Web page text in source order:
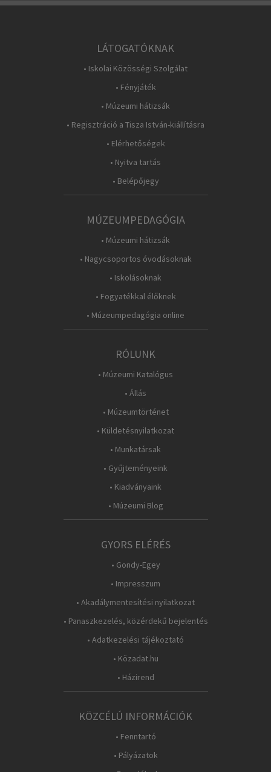
LÁTOGATÓKNAK
• Iskolai Közösségi Szolgálat
• Fényjáték
• Múzeumi hátizsák
• Regisztráció a Tisza István-kiállításra
• Elérhetőségek
• Nyitva tartás
• Belépőjegy
MÚZEUMPEDAGÓGIA
• Múzeumi hátizsák
• Nagycsoportos óvodásoknak
• Iskolásoknak
• Fogyatékkal élőknek
• Múzeumpedagógia online
RÓLUNK
• Múzeumi Katalógus
• Állás
• Múzeumtörténet
• Küldetésnyilatkozat
• Munkatársak
• Gyűjteményeink
• Kiadványaink
• Múzeumi Blog
GYORS ELÉRÉS
• Gondy-Egey
• Impresszum
• Akadálymentesítési nyilatkozat
• Panaszkezelés, közérdekű bejelentés
• Adatkezelési tájékoztató
• Közadat.hu
• Házirend
KÖZCÉLÚ INFORMÁCIÓK
• Fenntartó
• Pályázatok